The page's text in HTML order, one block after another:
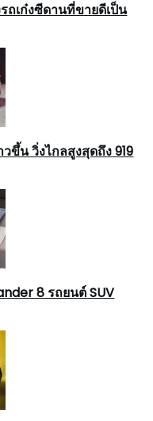
ถเก๋งซีดานที่ขายดีเป็น
ขึ้น วิ่งไกลสูงสุดถึง 919
8 รถยนต์ SUV